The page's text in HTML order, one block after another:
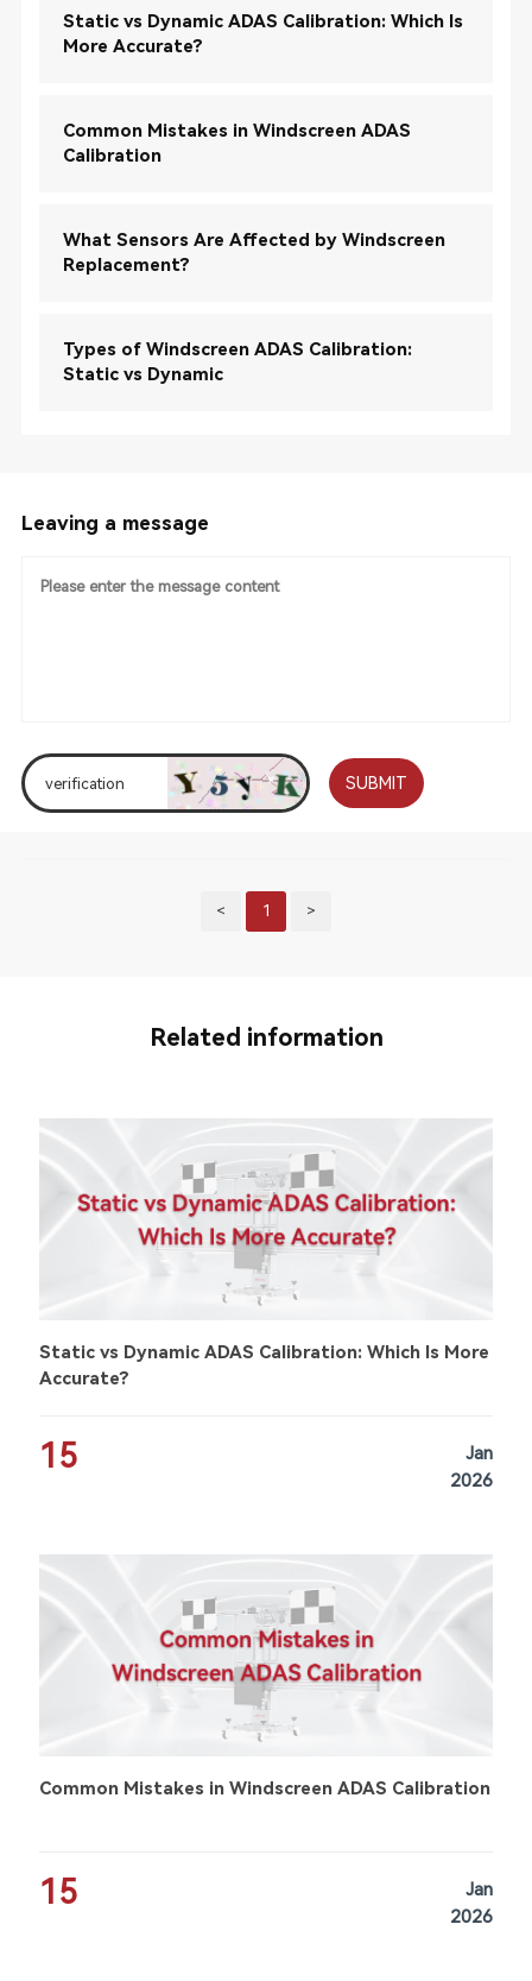
Static vs Dynamic ADAS Calibration: Which Is
More Accurate?
Common Mistakes in Windscreen ADAS
Calibration
What Sensors Are Affected by Windscreen
Replacement?
Types of Windscreen ADAS Calibration:
Static vs Dynamic
Leaving a message
SUBMIT
< 1 >
Related information
Static vs Dynamic ADAS Calibration: Which Is More
Accurate?
15
Jan
2026
Common Mistakes in Windscreen ADAS Calibration
15
Jan
2026